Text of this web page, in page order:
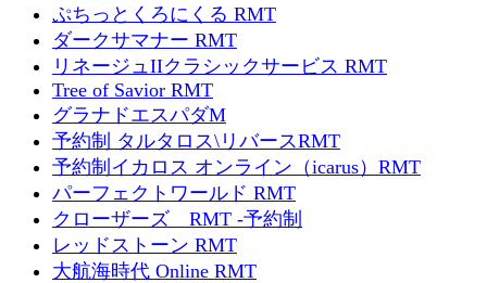
ぷちっとくろにくる RMT
ダークサマナー RMT
リネージュIIクラシックサービス RMT
Tree of Savior RMT
グラナドエスパダM
予約制 タルタロス\リバースRMT
予約制イカロス オンライン（icarus）RMT
パーフェクトワールド RMT
クローザーズ RMT -予約制
レッドストーン RMT
大航海時代 Online RMT